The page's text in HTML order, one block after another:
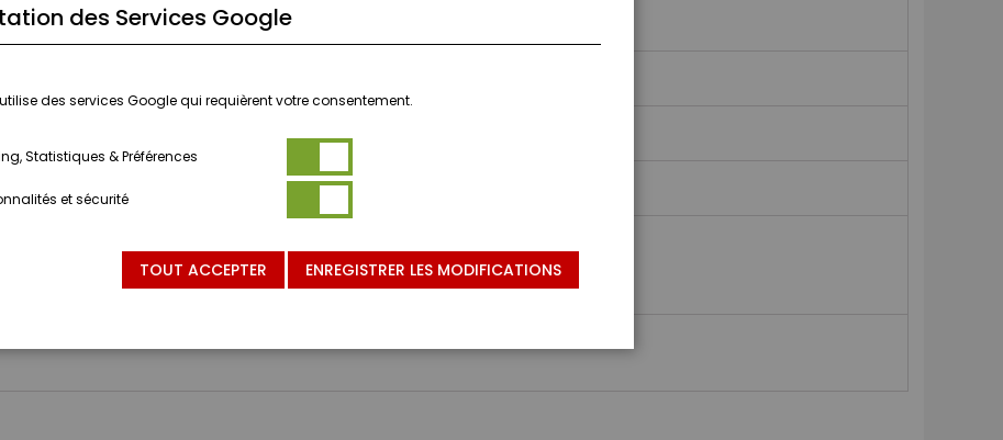
PAS AUX ENFANTS DE MOINS DE 3 ANS.
des Services Google
des services Google qui requièrent votre consentement.
Statistiques & Préférences
et sécurité
TOUT ACCEPTER ENREGISTRER LES MODIFICATIONS